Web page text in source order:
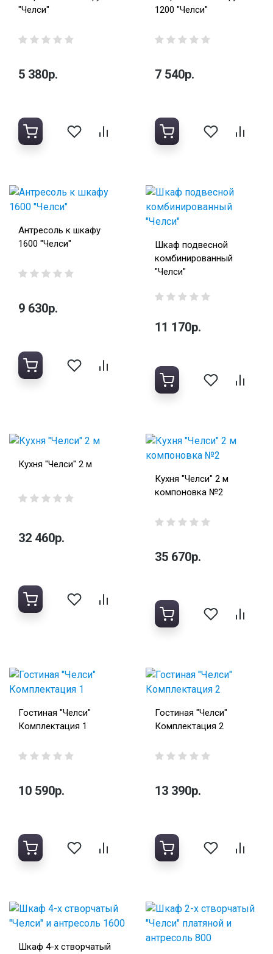
"Челси"
5 380р.
1200 "Челси"
7 540р.
Антресоль к шкафу
1600 "Челси"
9 630р.
Шкаф подвесной
комбинированный
"Челси"
11 170р.
Кухня "Челси" 2 м
32 460р.
Кухня "Челси" 2 м
компоновка №2
35 670р.
Гостиная "Челси"
Комплектация 1
10 590р.
Гостиная "Челси"
Комплектация 2
13 390р.
Шкаф 4-х створчатый